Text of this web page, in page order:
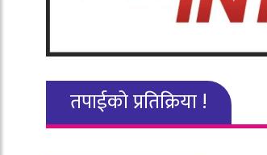
तपाईको प्रतिक्रिया !